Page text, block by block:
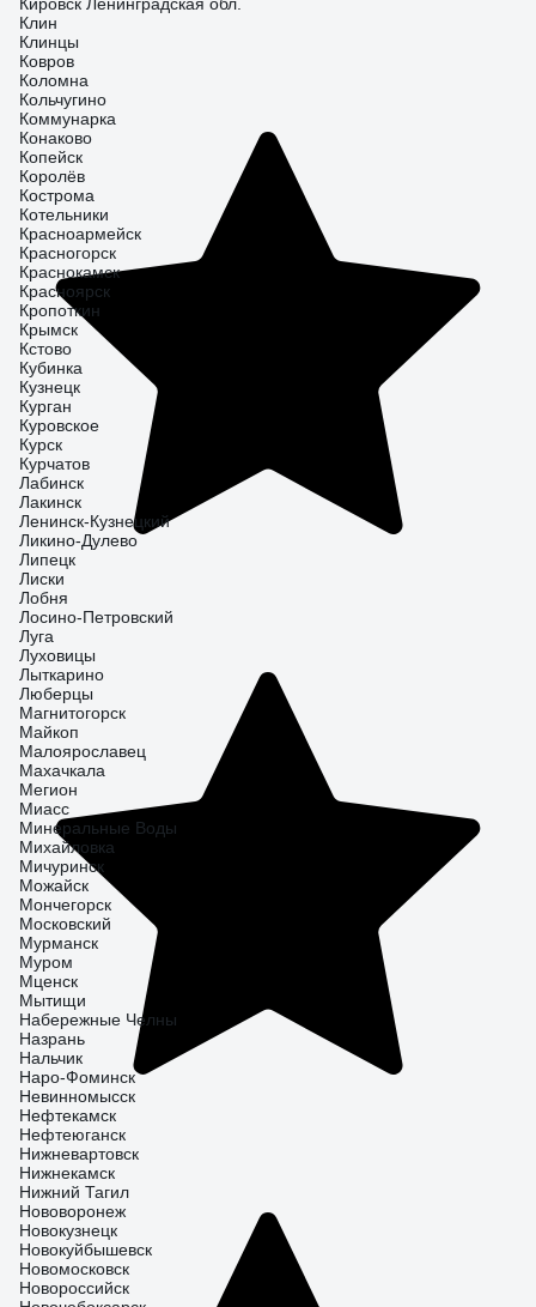
Клин
Клинцы
Ковров
Коломна
Кольчугино
Коммунарка
Конаково
Копейск
Королёв
Кострома
Котельники
Красноармейск
Красногорск
Краснокамск
Красноярск
Кропоткин
Крымск
Кстово
Кубинка
Кузнецк
Курган
Куровское
Курск
Курчатов
Лабинск
Лакинск
Ленинск-Кузнецкий
Ликино-Дулево
Липецк
Лиски
Лобня
Лосино-Петровский
Луга
Луховицы
Лыткарино
Люберцы
Магнитогорск
Майкоп
Малоярославец
Махачкала
Мегион
Миасс
Минеральные Воды
Михайловка
Мичуринск
Можайск
Мончегорск
Московский
Мурманск
Муром
Мценск
Мытищи
Набережные Челны
Назрань
Нальчик
Наро-Фоминск
Невинномысск
Нефтекамск
Нефтеюганск
Нижневартовск
Нижнекамск
Нижний Тагил
Нововоронеж
Новокузнецк
Новокуйбышевск
Новомосковск
Новороссийск